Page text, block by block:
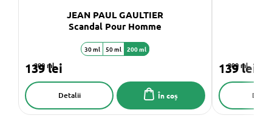
JEAN PAUL GAULTIER
Scandal Pour Homme
200 ml
139 lei
În coș
Detalii
30 ml 50 ml 200 ml
200 ml
139 lei